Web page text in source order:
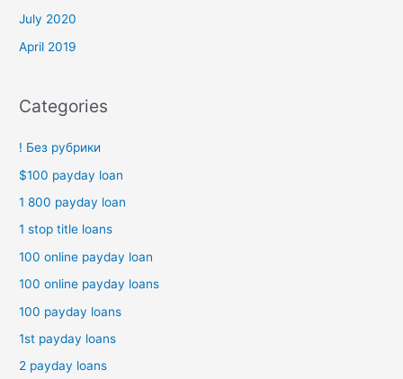
July 2020
April 2019
Categories
! Без рубрики
$100 payday loan
1 800 payday loan
1 stop title loans
100 online payday loan
100 online payday loans
100 payday loans
1st payday loans
2 payday loans